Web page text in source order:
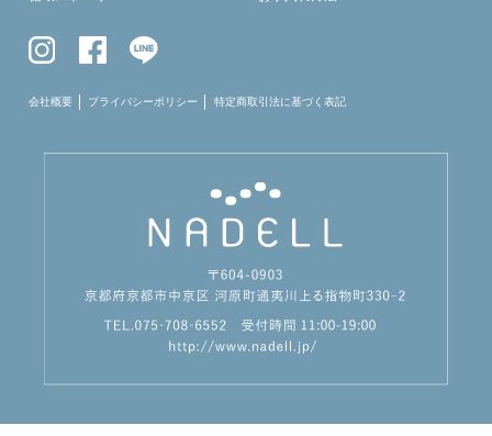
会社概要 プライバシーポリシー 特定商取引法に基づく表記